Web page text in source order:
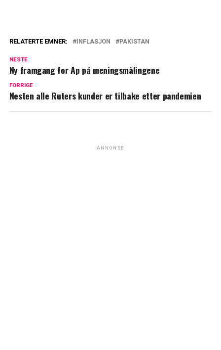
RELATERTE EMNER: INFLASJON PAKISTAN
NESTE
Ny framgang for Ap på meningsmålingene
FORRIGE
Nesten alle Ruters kunder er tilbake etter pandemien
ANNONSE